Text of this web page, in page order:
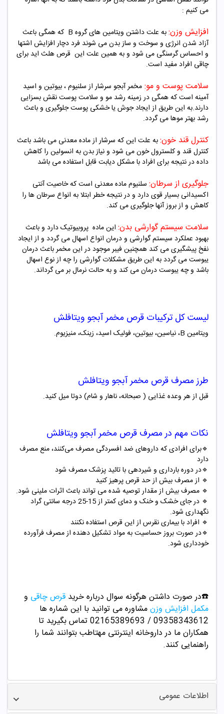
می کنیم :
افزایش وزن:به علت داشتن ویتامین های گروه B که همگی باعث
آزاد شدن انرژی و سوخت و ساز بدن می شوند فرد دچار افزایش اشتها
و احساس گرسنگی می شود و به همین علت این قرص هلث اید برای
چاقی افراد مفید است.
سلامت پوست و مو: مخمر آبجو سرشار از سلنیوم ، بیوتین و اسید
آمینه است که همگی در زمینه رشد مو و سلامت پوست نقش بسزایی
دارند.به این طریق از ایجاد جوش یا خشکی پوست جلوگیری و باعث
رشد بهتر موها می گردد.
کنترل قند خون:به علت این که سرشار از ماده معدنی می باشد باعث
کنترل قند و کلسترول خون می شود و نیاز بدن به انسولین را کاهش
داده در نتیجه برای افراد با مشکل دیابت قابل استفاده می باشد
جلوگیری از سرطان: سلنیوم ماده معدنی است که خاصیت آنتی
اکسیدانی بسیار قوی دارد و در نتیجه خطر ابتلا به انواع سرطان ها را
کاهش و از بروز آنها جلوگیری می کند.
سلامت سیستم گوارشی بدن: این ماده پروبیوتیک دارد و باعث
بهبود عملکرد سیستم گوارشی و درمان انواع اسهال می گردد و از ایجاد
نفخ پیشگیری می کند همچنین فیبر موجود در این مخمر باعث درمان
یبوست می گردد به این طریق مشکلات گوارشی را چه از نوع اسهال
باشد و چه یبوست درمان می کند و به حالت نرمال بر می گرداند.
لیست کل ترکیبات قرص مخمر آبجو ویتافلش
ویتامین B، نیاسین، بیوتین، فولیک اسید، زینک، منیزیوم.
طرز مصرف قرص مخمر آبجو ویتافلش
قبل از هر وعده غذایی ( صبحانه، ناهار و شام) دوتا میل کنید.
نکات مهم در مصرف قرص مخمر آبجو ویتافلش
🔹برای افرادی که داروهای ضد افسردگی مصرف می‌کنند، منع مصرف
دارد
🔹در دوره بارداری و شیردهی با تائید پزشک مصرف شود
🔹 از مصرف بیش از حد قرص پرهیز کنید
🔹 مصرف بیش از مقدار توصیه شده می تواند باعث اثرات ملینی شود.
🔹 در جای خشک و خنک و دمای کمتر از 15-25 درجه سانتی گراد
نگهداری شود.
🔹 افراد با بیماری نقرس از این قرص استفاده نکنند
🔹در صورت بروز حساسیت به مواد تشکیل دهنده از مصرف فرآورده
خودداری شود.
☎️در صورت داشتن هرگونه سوال درباره خرید قرص چاقی و
مکمل افزایش وزنمشاوره می توانید با این شماره ها
09358343612 / 02165389693
تماس بگیرید تا
همکاران ما در داروخانه اینترنتی مهتاطب بتوانند شما را
راهنمایی کنند.
اطلاعات عمومی